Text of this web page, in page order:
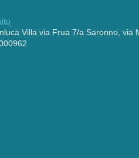
Villa via Frua 7/a Saronno, via